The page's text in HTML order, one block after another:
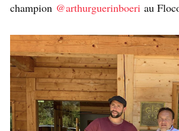
champion @arthurguerinboeri au